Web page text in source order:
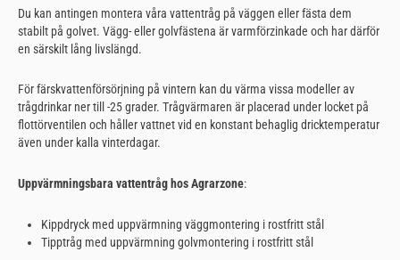
Du kan antingen montera våra vattentråg på väggen eller fästa dem
stabilt på golvet. Vägg- eller golvfästena är varmförzinkade och har därför
en särskilt lång livslängd.
För färskvattenförsörjning på vintern kan du värma vissa modeller av
trågdrinkar ner till -25 grader. Trågvärmaren är placerad under locket på
flottörventilen och håller vattnet vid en konstant behaglig dricktemperatur
även under kalla vinterdagar.
Uppvärmningsbara vattentråg hos Agrarzone:
Kippdryck med uppvärmning väggmontering i rostfritt stål
Tipptråg med uppvärmning golvmontering i rostfritt stål